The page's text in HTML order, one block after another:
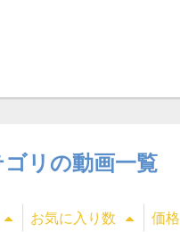
リの動画一覧
お気に入り数 価格